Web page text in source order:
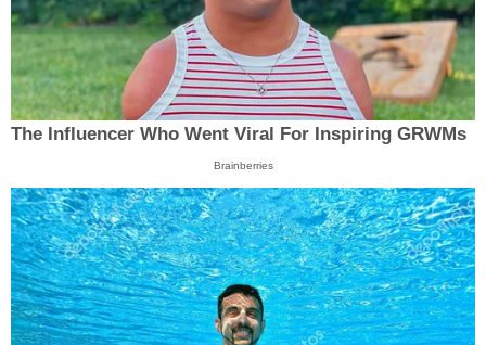
The Influencer Who Went Viral For Inspiring GRWMs
Brainberries